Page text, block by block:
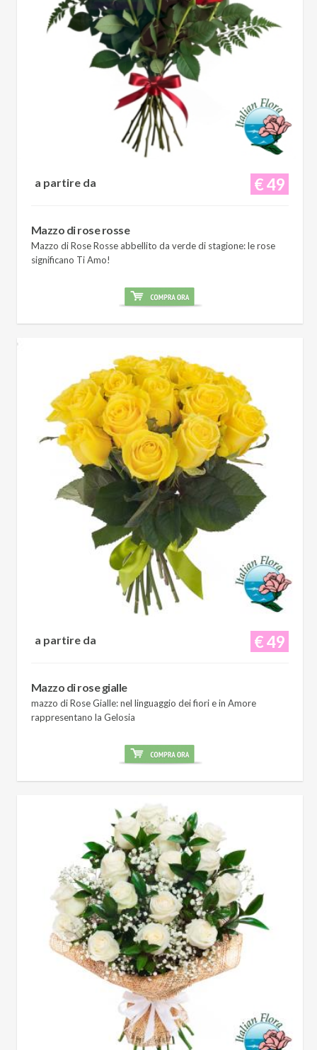
€ 49
a partire da
Mazzo di rose rosse
Mazzo di Rose Rosse abbellito da verde di stagione: le rose
significano Ti Amo!
€ 49
a partire da
Mazzo di rose gialle
mazzo di Rose Gialle: nel linguaggio dei fiori e in Amore
rappresentano la Gelosia